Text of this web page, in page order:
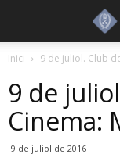
Inici 9 de juliol. Club
9 de
Cinema:
9 de juliol de 2016